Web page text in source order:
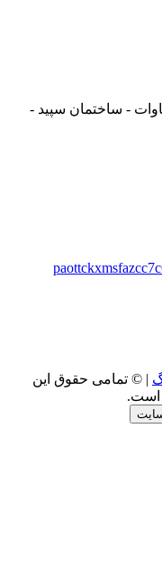
- ساختمان سپید -
| © تمامی حقوق این
است.